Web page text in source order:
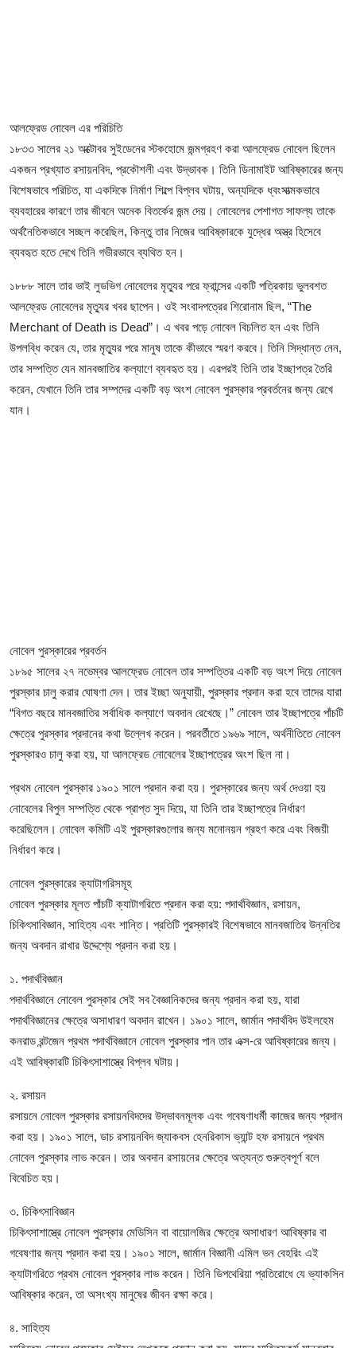
আলফ্রেড নোবেল এর পরিচিতি
১৮৩৩ সালের ২১ অক্টোবর সুইডেনের স্টকহোমে জন্মগ্রহণ করা আলফ্রেড নোবেল ছিলেন
একজন প্রখ্যাত রসায়নবিদ, প্রকৌশলী এবং উদ্ভাবক। তিনি ডিনামাইট আবিষ্কারের জন্য
বিশেষভাবে পরিচিত, যা একদিকে নির্মাণ শিল্পে বিপ্লব ঘটায়, অন্যদিকে ধ্বংসাত্মকভাবে
ব্যবহারের কারণে তার জীবনে অনেক বিতর্কের জন্ম দেয়। নোবেলের পেশাগত সাফল্য তাকে
অর্থনৈতিকভাবে সচ্ছল করেছিল, কিন্তু তার নিজের আবিষ্কারকে যুদ্ধের অস্ত্র হিসেবে
ব্যবহৃত হতে দেখে তিনি গভীরভাবে ব্যথিত হন।
১৮৮৮ সালে তার ভাই লুডভিগ নোবেলের মৃত্যুর পরে ফ্রান্সের একটি পত্রিকায় ভুলবশত
আলফ্রেড নোবেলের মৃত্যুর খবর ছাপেন। ওই সংবাদপত্রের শিরোনাম ছিল, “The
Merchant of Death is Dead”। এ খবর পড়ে নোবেল বিচলিত হন এবং তিনি
উপলব্ধি করেন যে, তার মৃত্যুর পরে মানুষ তাকে কীভাবে স্মরণ করবে। তিনি সিদ্ধান্ত নেন,
তার সম্পত্তি যেন মানবজাতির কল্যাণে ব্যবহৃত হয়। এরপরই তিনি তার ইচ্ছাপত্র তৈরি
করেন, যেখানে তিনি তার সম্পদের একটি বড় অংশ নোবেল পুরস্কার প্রবর্তনের জন্য রেখে
যান।
নোবেল পুরস্কারের প্রবর্তন
১৮৯৫ সালের ২৭ নভেম্বর আলফ্রেড নোবেল তার সম্পত্তির একটি বড় অংশ দিয়ে নোবেল
পুরস্কার চালু করার ঘোষণা দেন। তার ইচ্ছা অনুযায়ী, পুরস্কার প্রদান করা হবে তাদের যারা
“বিগত বছরে মানবজাতির সর্বাধিক কল্যাণে অবদান রেখেছে।” নোবেল তার ইচ্ছাপত্রে পাঁচটি
ক্ষেত্রে পুরস্কার প্রদানের কথা উল্লেখ করেন। পরবর্তীতে ১৯৬৯ সালে, অর্থনীতিতে নোবেল
পুরস্কারও চালু করা হয়, যা আলফ্রেড নোবেলের ইচ্ছাপত্রের অংশ ছিল না।
প্রথম নোবেল পুরস্কার ১৯০১ সালে প্রদান করা হয়। পুরস্কারের জন্য অর্থ দেওয়া হয়
নোবেলের বিপুল সম্পত্তি থেকে প্রাপ্ত সুদ দিয়ে, যা তিনি তার ইচ্ছাপত্রে নির্ধারণ
করেছিলেন। নোবেল কমিটি এই পুরস্কারগুলোর জন্য মনোনয়ন গ্রহণ করে এবং বিজয়ী
নির্ধারণ করে।
নোবেল পুরস্কারের ক্যাটাগরিসমূহ
নোবেল পুরস্কার মূলত পাঁচটি ক্যাটাগরিতে প্রদান করা হয়: পদার্থবিজ্ঞান, রসায়ন,
চিকিৎসাবিজ্ঞান, সাহিত্য এবং শান্তি। প্রতিটি পুরস্কারই বিশেষভাবে মানবজাতির উন্নতির
জন্য অবদান রাখার উদ্দেশ্যে প্রদান করা হয়।
১. পদার্থবিজ্ঞান
পদার্থবিজ্ঞানে নোবেল পুরস্কার সেই সব বৈজ্ঞানিকদের জন্য প্রদান করা হয়, যারা
পদার্থবিজ্ঞানের ক্ষেত্রে অসাধারণ অবদান রাখেন। ১৯০১ সালে, জার্মান পদার্থবিদ উইলহেম
কনরাড রন্টজেন প্রথম পদার্থবিজ্ঞানে নোবেল পুরস্কার পান তার এক্স-রে আবিষ্কারের জন্য।
এই আবিষ্কারটি চিকিৎসাশাস্ত্রে বিপ্লব ঘটায়।
২. রসায়ন
রসায়নে নোবেল পুরস্কার রসায়নবিদদের উদ্ভাবনমূলক এবং গবেষণাধর্মী কাজের জন্য প্রদান
করা হয়। ১৯০১ সালে, ডাচ রসায়নবিদ জ্যাকবস হেনরিকাস ভ্যান্ট হফ রসায়নে প্রথম
নোবেল পুরস্কার লাভ করেন। তার অবদান রসায়নের ক্ষেত্রে অত্যন্ত গুরুত্বপূর্ণ বলে
বিবেচিত হয়।
৩. চিকিৎসাবিজ্ঞান
চিকিৎসাশাস্ত্রে নোবেল পুরস্কার মেডিসিন বা বায়োলজির ক্ষেত্রে অসাধারণ আবিষ্কার বা
গবেষণার জন্য প্রদান করা হয়। ১৯০১ সালে, জার্মান বিজ্ঞানী এমিল ভন বেহরিং এই
ক্যাটাগরিতে প্রথম নোবেল পুরস্কার লাভ করেন। তিনি ডিপথেরিয়া প্রতিরোধে যে ভ্যাকসিন
আবিষ্কার করেন, তা অসংখ্য মানুষের জীবন রক্ষা করে।
৪. সাহিত্য